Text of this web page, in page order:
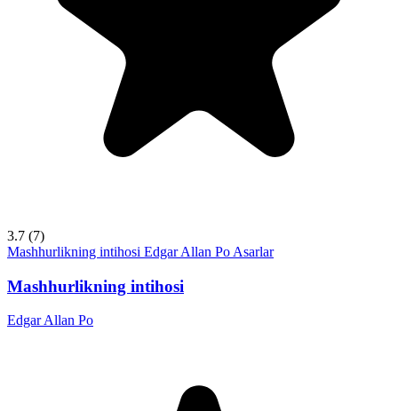
3.7 (7)
Mashhurlikning intihosi Edgar Allan Po Asarlar
Mashhurlikning intihosi
Edgar Allan Po